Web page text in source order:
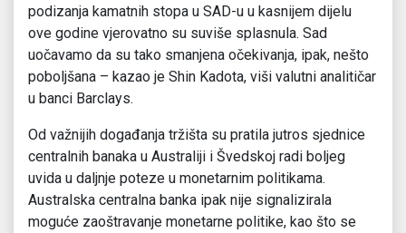
podizanja kamatnih stopa u SAD-u u kasnijem dijelu
ove godine vjerovatno su suviše splasnula. Sad
uočavamo da su tako smanjena očekivanja, ipak, nešto
poboljšana – kazao je Shin Kadota, viši valutni analitičar
u banci Barclays.
Od važnijih događanja tržišta su pratila jutros sjednice
centralnih banaka u Australiji i Švedskoj radi boljeg
uvida u daljnje poteze u monetarnim politikama.
Australska centralna banka ipak nije signalizirala
moguće zaoštravanje monetarne politike, kao što se